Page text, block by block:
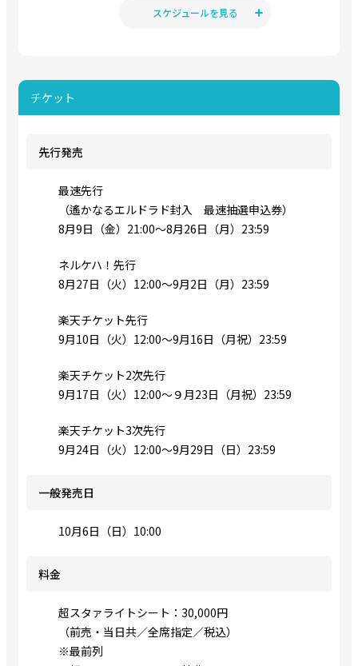
スケジュールを見る
チケット
先行発売
最速先行
（遙かなるエルドラド封入 最速抽選申込券）
8月9日（金）21:00～8月26日（月）23:59
ネルケハ！先行
8月27日（火）12:00～9月2日（月）23:59
楽天チケット先行
9月10日（火）12:00～9月16日（月祝）23:59
楽天チケット2次先行
9月17日（火）12:00～９月23日（月祝）23:59
楽天チケット3次先行
9月24日（火）12:00～9月29日（日）23:59
一般発売日
10月6日（日）10:00
料金
超スタァライトシート：30,000円
（前売・当日共／全席指定／税込）
※最前列